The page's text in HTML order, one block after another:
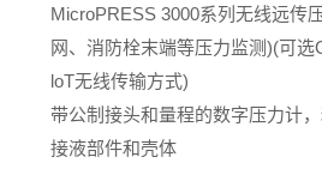
MicroPRESS 3000系列无线远传
网、消防栓末端等压力监测)(可
loT无线传输方式)
带公制接头和量程的数字压力计
接液部件和壳体